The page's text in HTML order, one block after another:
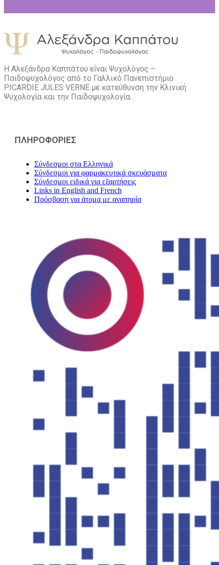
Η Αλεξάνδρα Καππάτου είναι Ψυχολόγος –
Παιδοψυχολόγος από το Γαλλικό Πανεπιστήμιο
PICARDIE JULES VERNE με κατεύθυνση την Kλινική
Ψυχολογία και την Παιδοψυχολογία.
ΠΛΗΡΟΦΟΡΙΕΣ
Σύνδεσμοι στα Ελληνικά
Σύνδεσμοι για φαρμακευτικά σκευάσματα
Σύνδεσμοι ειδικά για εξαρτήσεις
Links in English and French
Πρόσβαση για άτομα με αναπηρία